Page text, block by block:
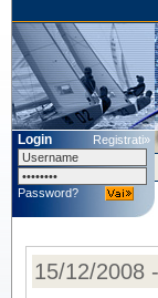
Login Registrati»
Password?
15/12/2008 -